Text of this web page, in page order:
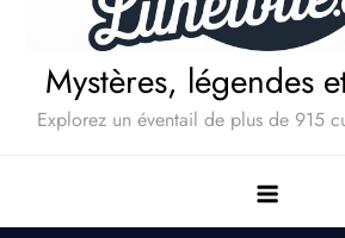
Mystères, légendes
Explorez un éventail de plus de 915